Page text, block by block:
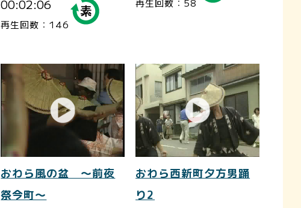
00:02:06
再生回数：146
再生回数：58
おわら風の盆 ～前夜
祭今町～
おわら西新町夕方男踊
り2